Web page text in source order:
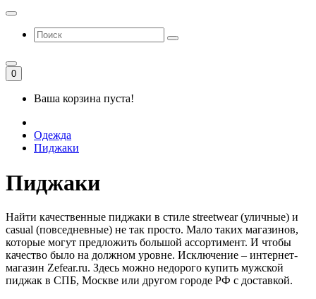
0
Ваша корзина пуста!
Одежда
Пиджаки
Пиджаки
Найти качественные пиджаки в стиле streetwear (уличные) и
casual (повседневные) не так просто. Мало таких магазинов,
которые могут предложить большой ассортимент. И чтобы
качество было на должном уровне. Исключение – интернет-
магазин Zefear.ru. Здесь можно недорого купить мужской
пиджак в СПБ, Москве или другом городе РФ с доставкой.